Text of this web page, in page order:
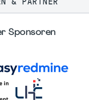
Sponsoren